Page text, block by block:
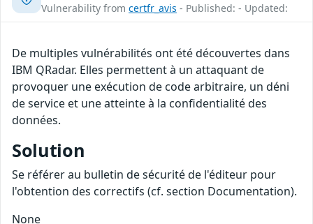
Vulnerability from certfr_avis - Published: - Updated:
De multiples vulnérabilités ont été découvertes dans
IBM QRadar. Elles permettent à un attaquant de
provoquer une exécution de code arbitraire, un déni
de service et une atteinte à la confidentialité des
données.
Solution
Se référer au bulletin de sécurité de l'éditeur pour
l'obtention des correctifs (cf. section Documentation).
None